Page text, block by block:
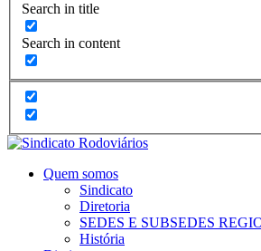
Search in title
Search in content
Quem somos
Sindicato
Diretoria
SEDES E SUBSEDES
História